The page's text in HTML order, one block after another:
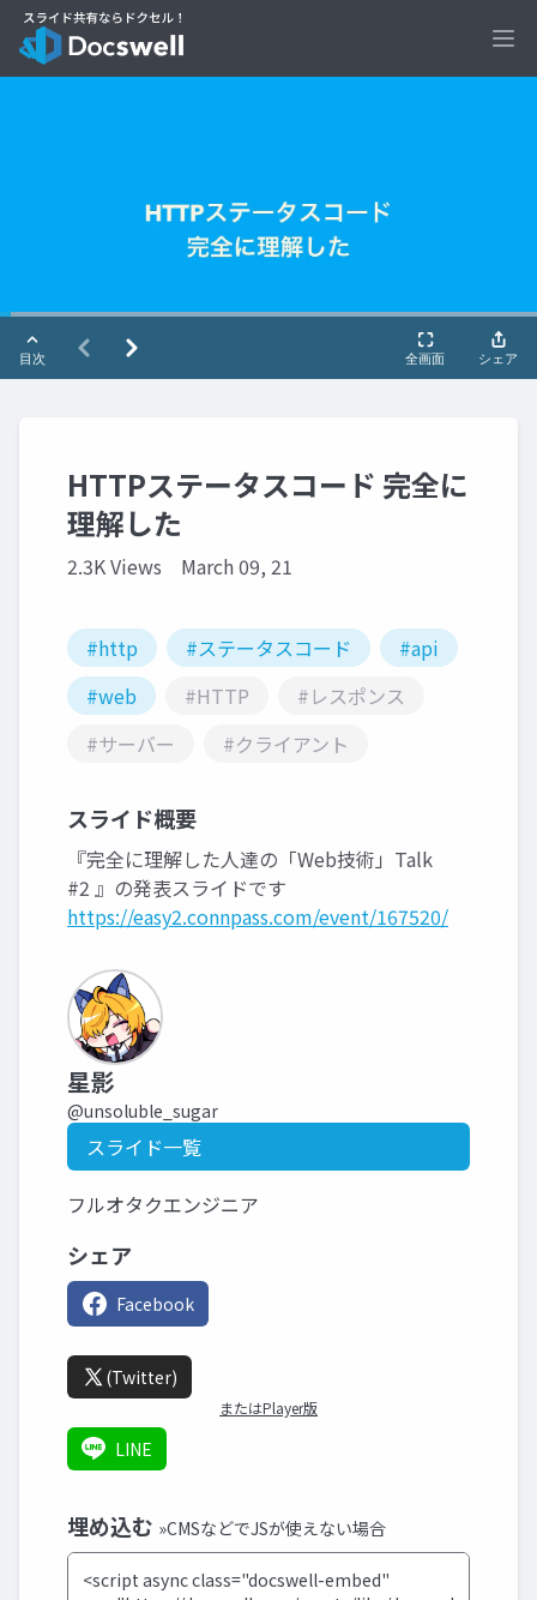
HTTPステータスコード 完全に
理解した
2.3K Views March 09, 21
#http #ステータスコード
#api
#web
#HTTP
#レスポンス
#サーバー
#クライアント
スライド概要
『完全に理解した人達の「Web技術」Talk
#2 』の発表スライドです
https://easy2.connpass.com/event/167520/
星影
@unsoluble_sugar
スライド一覧
フルオタクエンジニア
シェア
Facebook
(Twitter)
またはPlayer版
LINE
埋め込む »CMSなどでJSが使えない場合